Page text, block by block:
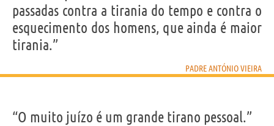
passadas contra a tirania do tempo e contra o
esquecimento dos homens, que ainda é maior
tirania.”
PADRE ANTÓNIO VIEIRA
“O muito juízo é um grande tirano pessoal.”